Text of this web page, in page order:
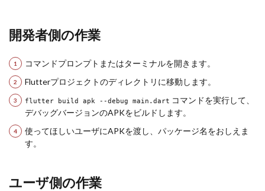
開発者側の作業
コマンドプロンプトまたはターミナルを開きます。
Flutterプロジェクトのディレクトリに移動します。
flutter build apk --debug main.dart コマンドを実行して、
デバッグバージョンのAPKをビルドします。
使ってほしいユーザにAPKを渡し、パッケージ名をおしえま
す。
ユーザ側の作業